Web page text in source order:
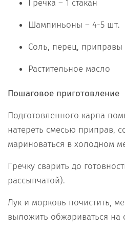
Гречка – 1 стакан
Шампиньоны – 4-5 шт.
Соль, перец, приправы
Растительное масло
Пошаговое приготовление
Подготовленного карпа
натереть смесью приправ,
мариноваться в холодном
Гречку сварить до
рассыпчатой).
Лук и морковь почистить,
выложить обжариваться на